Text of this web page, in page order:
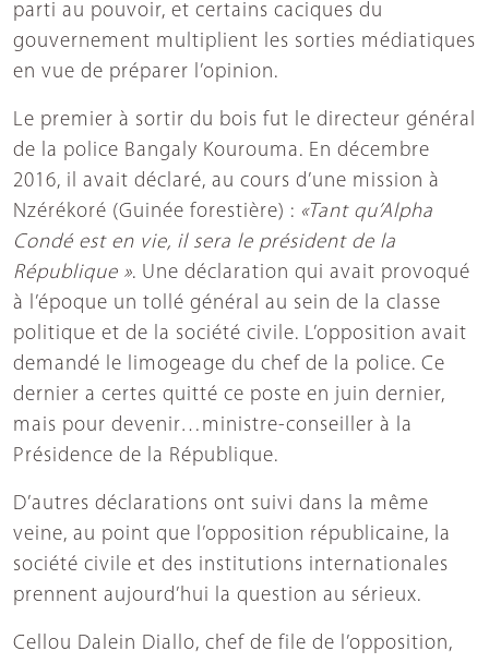
parti au pouvoir, et certains caciques du
gouvernement multiplient les sorties médiatiques
en vue de préparer l’opinion.
Le premier à sortir du bois fut le directeur général
de la police Bangaly Kourouma. En décembre
2016, il avait déclaré, au cours d’une mission à
Nzérékoré (Guinée forestière) : «Tant qu’Alpha
Condé est en vie, il sera le président de la
République ». Une déclaration qui avait provoqué
à l’époque un tollé général au sein de la classe
politique et de la société civile. L’opposition avait
demandé le limogeage du chef de la police. Ce
dernier a certes quitté ce poste en juin dernier,
mais pour devenir…ministre-conseiller à la
Présidence de la République.
D’autres déclarations ont suivi dans la même
veine, au point que l’opposition républicaine, la
société civile et des institutions internationales
prennent aujourd’hui la question au sérieux.
Cellou Dalein Diallo, chef de file de l’opposition,